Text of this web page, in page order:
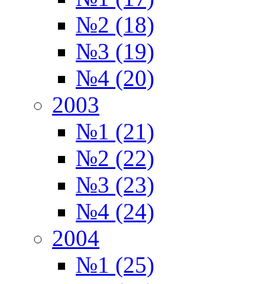
№2 (18)
№3 (19)
№4 (20)
2003
№1 (21)
№2 (22)
№3 (23)
№4 (24)
2004
№1 (25)